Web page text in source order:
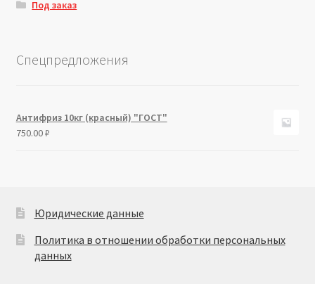
Под заказ
Спецпредложения
Антифриз 10кг (красный) "ГОСТ"
750.00₽
Юридические данные
Политика в отношении обработки персональных
данных